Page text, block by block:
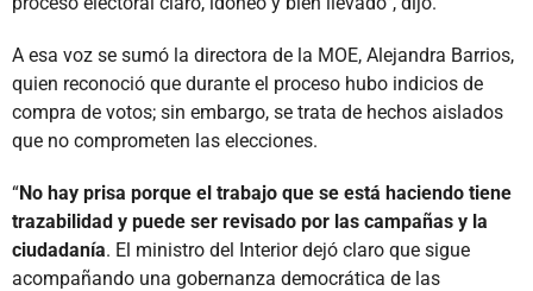
A esa voz se sumó la directora de la MOE, Alejandra Barrios,
quien reconoció que durante el proceso hubo indicios de
compra de votos; sin embargo, se trata de hechos aislados
que no comprometen las elecciones.
“No hay prisa porque el trabajo que se está haciendo tiene
trazabilidad y puede ser revisado por las campañas y la
ciudadanía. El ministro del Interior dejó claro que sigue
acompañando una gobernanza democrática de las